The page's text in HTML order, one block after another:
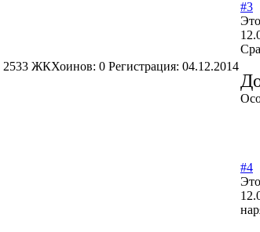
2533 ЖКХоинов: 0 Регистрация: 04.12.2014
#3
#4